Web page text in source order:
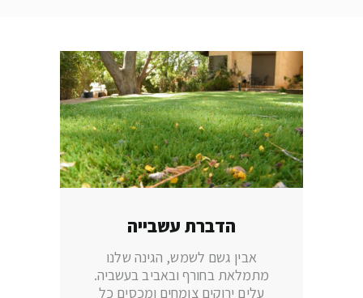
הדברת עשבייה
אבין גשם לשמש, הגינה שלנו
מתמלאת בחורף ובאביב בעשביה.
עלים ירוקים צומחים ומכסים כל